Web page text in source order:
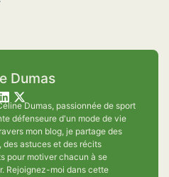
Dumas
Dumas, passionnée de sport
défenseure d'un mode de vie
mon blog, je partage des
des astuces et des récits
pour motiver chacun à se
Rejoignez-moi dans cette